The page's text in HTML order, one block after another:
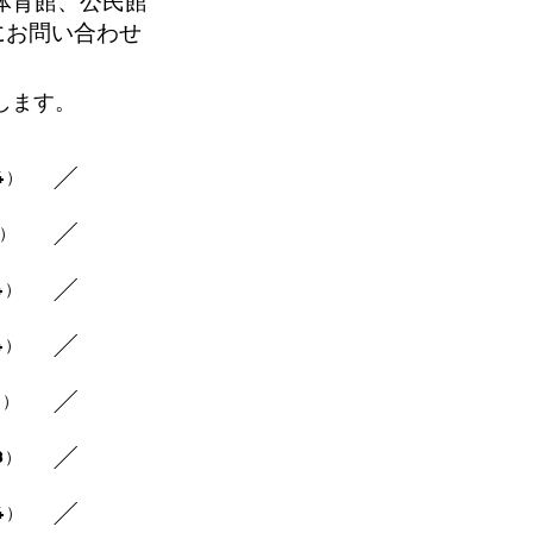
問い合わせ
す。